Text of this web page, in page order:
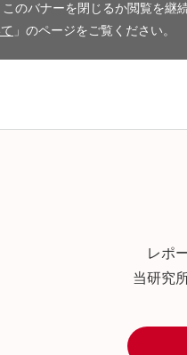
のバナーを閉じるか閲覧を継
」のページをご覧ください。
レポ
当研究